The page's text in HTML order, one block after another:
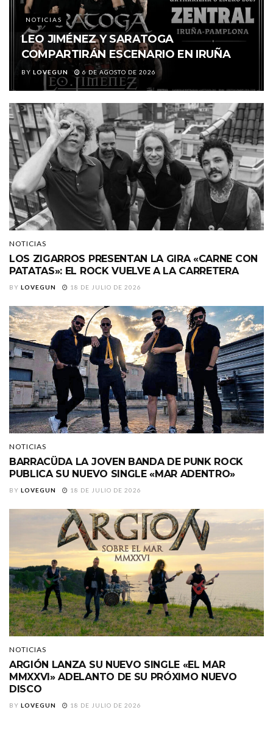
NOTICIAS
LEO JIMÉNEZ Y SARATOGA
COMPARTIRÁN ESCENARIO EN IRUÑA
BY LOVEGUN 6 DE AGOSTO DE 2026
NOTICIAS
LOS ZIGARROS PRESENTAN LA GIRA «CARNE CON
PATATAS»: EL ROCK VUELVE A LA CARRETERA
BY LOVEGUN 18 DE JULIO DE 2026
NOTICIAS
BARRACÜDA LA JOVEN BANDA DE PUNK ROCK
PUBLICA SU NUEVO SINGLE «MAR ADENTRO»
BY LOVEGUN 18 DE JULIO DE 2026
NOTICIAS
ARGIÓN LANZA SU NUEVO SINGLE «EL MAR
MMXXVI» ADELANTO DE SU PRÓXIMO NUEVO
DISCO
BY LOVEGUN 18 DE JULIO DE 2026